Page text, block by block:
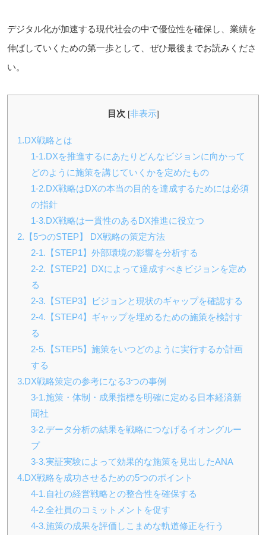
デジタル化が加速する現代社会の中で優位性を確保し、業績を
伸ばしていくための第一歩として、ぜひ最後までお読みくださ
い。
目次 [非表示]
1.DX戦略とは
1-1.DXを推進するにあたりどんなビジョンに向かって
どのように施策を講じていくかを定めたもの
1-2.DX戦略はDXの本当の目的を達成するためには必須
の指針
1-3.DX戦略は一貫性のあるDX推進に役立つ
2.【5つのSTEP】 DX戦略の策定方法
2-1.【STEP1】外部環境の影響を分析する
2-2.【STEP2】DXによって達成すべきビジョンを定め
る
2-3.【STEP3】ビジョンと現状のギャップを確認する
2-4.【STEP4】ギャップを埋めるための施策を検討す
る
2-5.【STEP5】施策をいつどのように実行するか計画
する
3.DX戦略策定の参考になる3つの事例
3-1.施策・体制・成果指標を明確に定める日本経済新
聞社
3-2.データ分析の結果を戦略につなげるイオングルー
プ
3-3.実証実験によって効果的な施策を見出したANA
4.DX戦略を成功させるための5つのポイント
4-1.自社の経営戦略との整合性を確保する
4-2.全社員のコミットメントを促す
4-3.施策の成果を評価しこまめな軌道修正を行う